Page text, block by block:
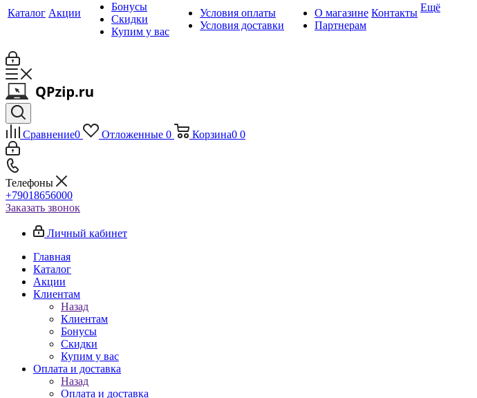
Каталог Акции
Бонусы
Скидки
Купим у вас
Условия оплаты
Условия доставки
О магазине
Партнерам
Контакты Ещё
Сравнение0 Отложенные 0 Корзина0 0
Телефоны
+79018656000
Заказать звонок
Личный кабинет
Главная
Каталог
Акции
Клиентам
Назад
Клиентам
Бонусы
Скидки
Купим у вас
Оплата и доставка
Назад
Оплата и доставка